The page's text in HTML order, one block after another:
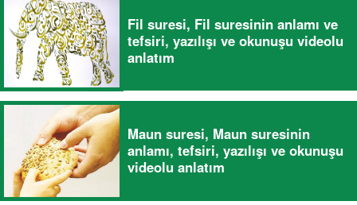
Fil suresi, Fil suresinin anlamı ve
tefsiri, yazılışı ve okunuşu videolu
anlatım
Maun suresi, Maun suresinin
anlamı, tefsiri, yazılışı ve okunuşu
videolu anlatım